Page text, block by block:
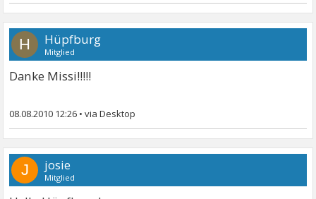
H Hüpfburg
Mitglied
Danke Missi!!!!!
08.08.2010 12:26 •
J josie
Mitglied